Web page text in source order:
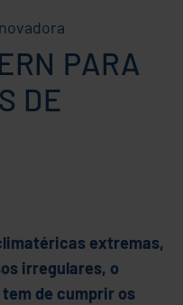
PARA
DE
extremas,
irregulares, o
de cumprir os